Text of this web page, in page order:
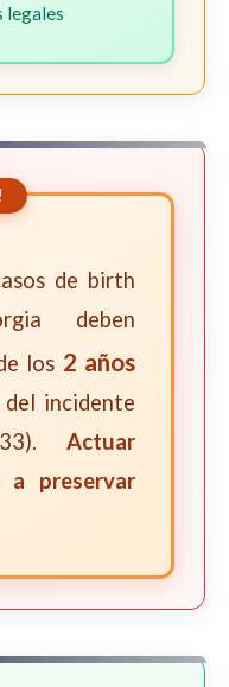
legales
de birth
deben
los 2 años
incidente
Actuar
a preservar